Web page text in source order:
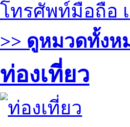
โทรศัพท์มือถือ
>> ดูหมวดทั้งห
ท่องเที่ยว